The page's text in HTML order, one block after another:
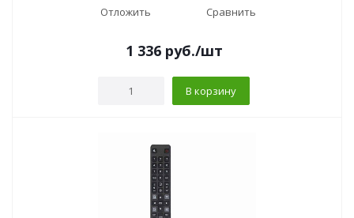
Отложить Сравнить
1 336 руб./шт
В корзину